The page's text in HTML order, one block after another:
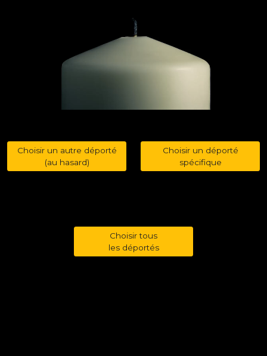
Choisir un autre déporté
(au hasard)
Choisir un déporté
spécifique
Choisir tous
les déportés